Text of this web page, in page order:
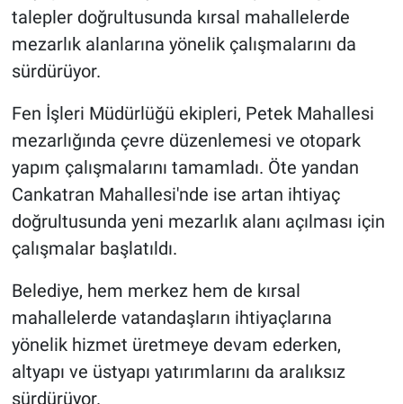
talepler doğrultusunda kırsal mahallelerde
mezarlık alanlarına yönelik çalışmalarını da
sürdürüyor.
Fen İşleri Müdürlüğü ekipleri, Petek Mahallesi
mezarlığında çevre düzenlemesi ve otopark
yapım çalışmalarını tamamladı. Öte yandan
Cankatran Mahallesi'nde ise artan ihtiyaç
doğrultusunda yeni mezarlık alanı açılması için
çalışmalar başlatıldı.
Belediye, hem merkez hem de kırsal
mahallelerde vatandaşların ihtiyaçlarına
yönelik hizmet üretmeye devam ederken,
altyapı ve üstyapı yatırımlarını da aralıksız
sürdürüyor.